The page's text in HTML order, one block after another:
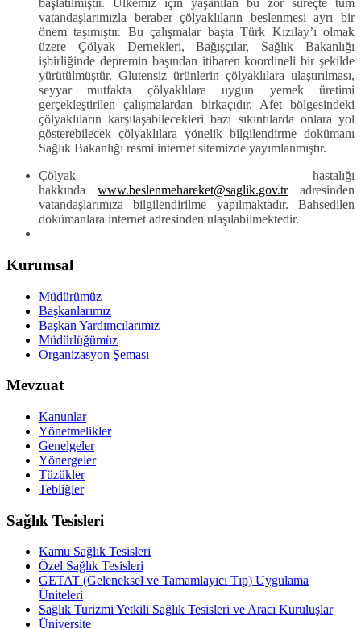
başlatılmıştır. Ülkemiz için yaşanılan bu zor süreçte tüm
vatandaşlarımızla beraber çölyaklıların beslenmesi ayrı bir
önem taşımıştır. Bu çalışmalar başta Türk Kızılay’ı olmak
üzere Çölyak Dernekleri, Bağışçılar, Sağlık Bakanlığı
işbirliğinde depremin başından itibaren koordineli bir şekilde
yürütülmüştür. Glutensiz ürünlerin çölyaklılara ulaştırılması,
seyyar mutfakta çölyaklılara uygun yemek üretimi
gerçekleştirilen çalışmalardan birkaçıdır. Afet bölgesindeki
çölyaklıların karşılaşabilecekleri bazı sıkıntılarda onlara yol
gösterebilecek çölyaklılara yönelik bilgilendirme dokümanı
Sağlık Bakanlığı resmi internet sitemizde yayımlanmıştır.
Çölyak hastalığı
hakkında www.beslenmehareket@saglik.gov.tradresinden
vatandaşlarımıza bilgilendirilme yapılmaktadır. Bahsedilen
dokümanlara internet adresinden ulaşılabilmektedir.
Kurumsal
Müdürümüz
Başkanlarımız
Başkan Yardımcılarımız
Müdürlüğümüz
Organizasyon Şeması
Mevzuat
Kanunlar
Yönetmelikler
Genelgeler
Yönergeler
Tüzükler
Tebliğler
Sağlık Tesisleri
Kamu Sağlık Tesisleri
Özel Sağlık Tesisleri
GETAT (Geleneksel ve Tamamlayıcı Tıp) Uygulama
Üniteleri
Sağlık Turizmi Yetkili Sağlık Tesisleri ve Aracı Kuruluşlar
Üniversite